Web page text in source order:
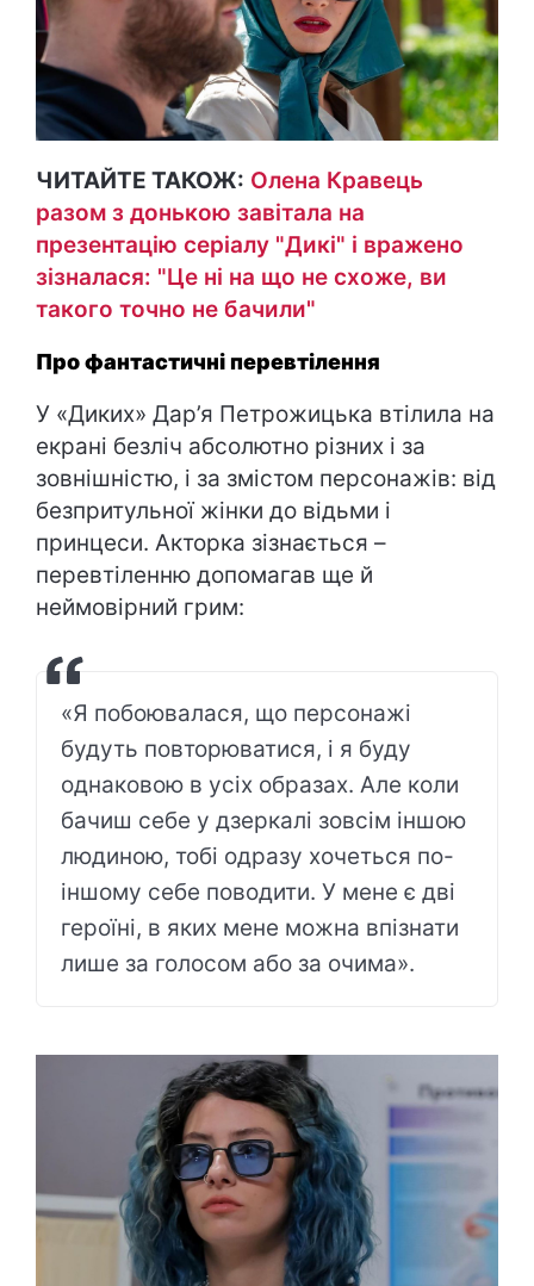
ЧИТАЙТЕ ТАКОЖ: Олена Кравець
разом з донькою завітала на
презентацію серіалу "Дикі" і вражено
зізналася: "Це ні на що не схоже, ви
такого точно не бачили"
Про фантастичні перевтілення
У «Диких» Дар’я Петрожицька втілила на
екрані безліч абсолютно різних і за
зовнішністю, і за змістом персонажів: від
безпритульної жінки до відьми і
принцеси. Акторка зізнається –
перевтіленню допомагав ще й
неймовірний грим:
«Я побоювалася, що персонажі
будуть повторюватися, і я буду
однаковою в усіх образах. Але коли
бачиш себе у дзеркалі зовсім іншою
людиною, тобі одразу хочеться по-
іншому себе поводити. У мене є дві
героїні, в яких мене можна впізнати
лише за голосом або за очима».